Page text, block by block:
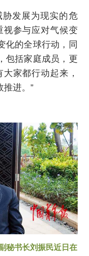
发展为现实的危
视参与应对气候变
化的全球行动，同
包括家庭成员，更
家都行动起来，
推进。”
秘书长刘振民近日在